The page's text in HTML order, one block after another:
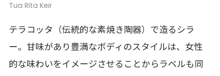
Tua Rita Keir
テラコッタ（伝統的な素焼き陶器）で造るシラ
ー。甘味があり豊満なボディのスタイルは、女性
的な味わいをイメージさせることからラベルも同